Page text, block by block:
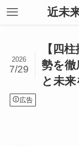
近未
【四
勢を徹
と未来
2026
7/29
広告